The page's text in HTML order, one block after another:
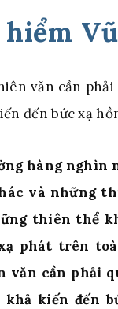
hiểm
văn cần
đến bức xạ
hàng nghìn
và những
thiên thể
phát trên
cần phải
kiến đến